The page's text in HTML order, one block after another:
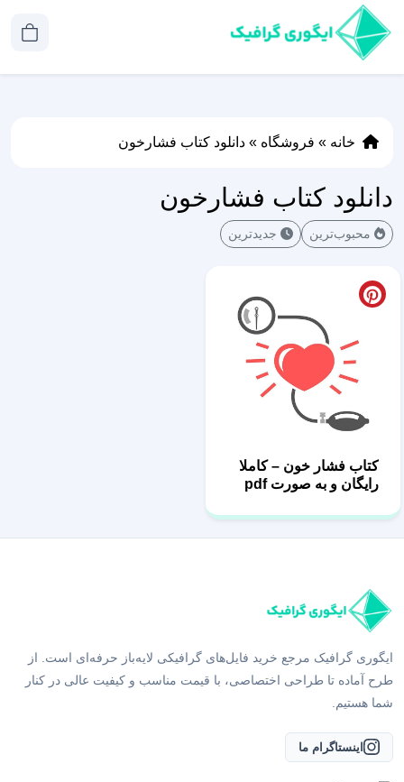
خانه » فروشگاه » دانلود کتاب فشارخون
دانلود کتاب فشارخون
محبوب‌ترین جدیدترین
کتاب فشار خون – کاملا
رایگان و به صورت pdf
ایگوری گرافیک مرجع خرید فایل‌های گرافیکی لایه‌باز حرفه‌ای است. از
طرح آماده تا طراحی اختصاصی، با قیمت مناسب و کیفیت عالی در کنار
شما هستیم.
اینستاگرام ما